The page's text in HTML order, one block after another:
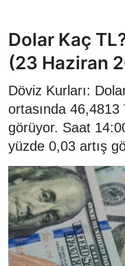
Dolar Kaç
(23 Haziran
Döviz Kurları:
ortasında
görüyor. Saat
yüzde 0,03 artış